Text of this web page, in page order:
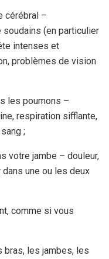
cérébral –
(en particulier
intenses et
problèmes de vision
les poumons –
respiration sifflante,
;
votre jambe – douleur,
une ou les deux
comme si vous
bras, les jambes, les